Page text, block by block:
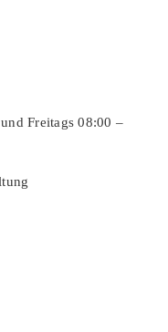
Freitags 08:00 –